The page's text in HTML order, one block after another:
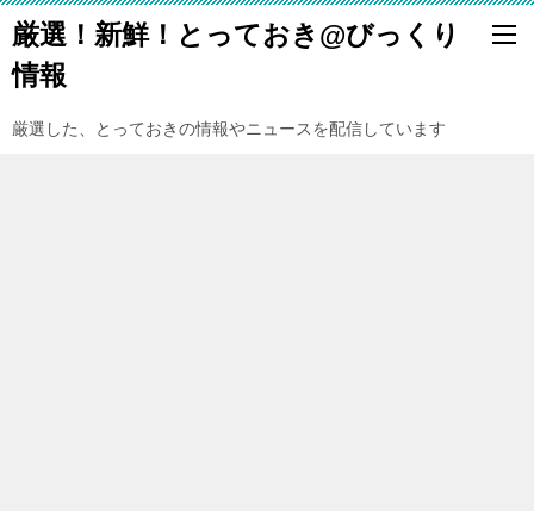
厳選！新鮮！とっておき@びっくり
情報
厳選した、とっておきの情報やニュースを配信しています